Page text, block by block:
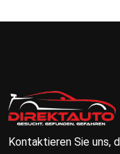
Kontaktieren Sie uns,